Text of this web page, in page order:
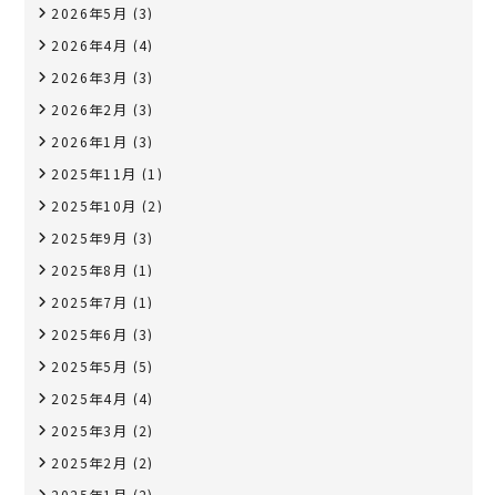
2026年5月 (3)
2026年4月 (4)
2026年3月 (3)
2026年2月 (3)
2026年1月 (3)
2025年11月 (1)
2025年10月 (2)
2025年9月 (3)
2025年8月 (1)
2025年7月 (1)
2025年6月 (3)
2025年5月 (5)
2025年4月 (4)
2025年3月 (2)
2025年2月 (2)